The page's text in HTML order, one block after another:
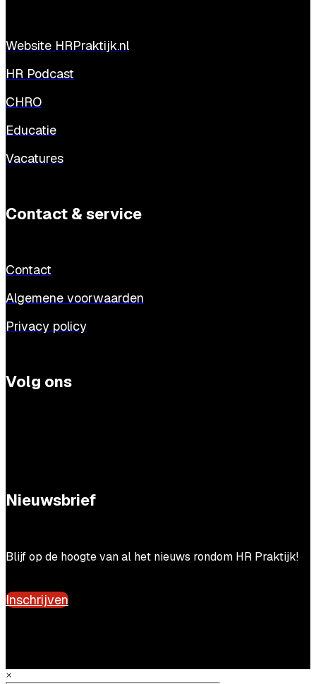
Website HRPraktijk.nl
HR Podcast
CHRO
Educatie
Vacatures
Contact & service
Contact
Algemene voorwaarden
Privacy policy
Volg ons
Nieuwsbrief
Blijf op de hoogte van al het nieuws rondom HR Praktijk!
Inschrijven
×